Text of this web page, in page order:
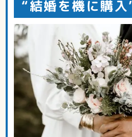
“結婚を機に購入